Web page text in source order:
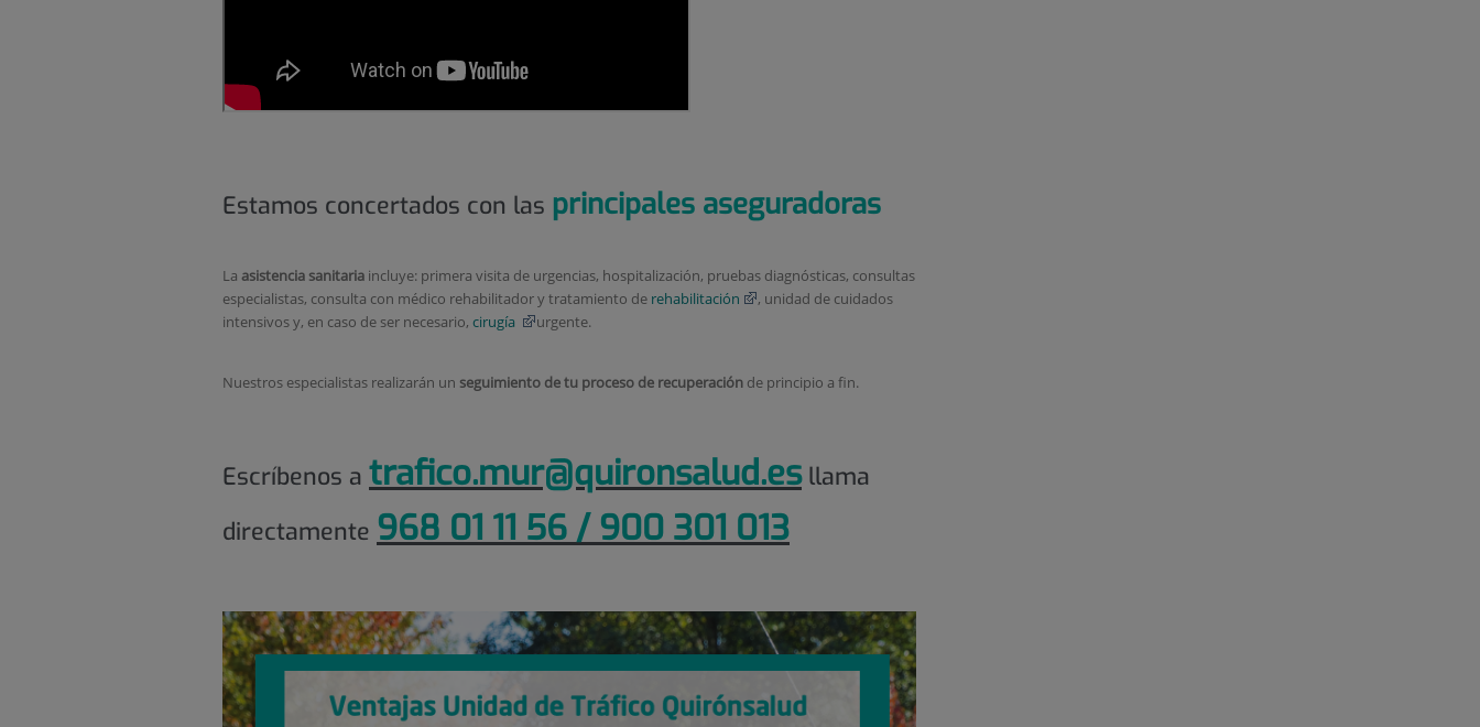
Estamos concertados con las principales aseguradoras
La asistencia sanitaria incluye: primera visita de urgencias, hospitalización, pruebas diagnósticas, consultas
especialistas, consulta con médico rehabilitador y tratamiento de rehabilitación
, unidad de cuidados
intensivos y, en caso de ser necesario, cirugía urgente.
Nuestros especialistas realizarán un seguimiento de tu proceso de recuperación de principio a fin.
Escríbenos a trafico.mur@quironsalud.esllama
directamente 968 01 11 56 / 900 301 013